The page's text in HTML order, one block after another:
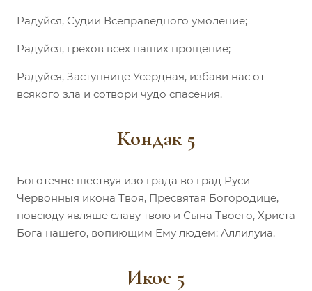
Радуйся, Судии Всеправедного умоление;
Радуйся, грехов всех наших прощение;
Радуйся, Заступнице Усердная, избави нас от
всякого зла и сотвори чудо спасения.
Кондак 5
Боготечне шествуя изо града во град Руси
Червонныя икона Твоя, Пресвятая Богородице,
повсюду являше славу твою и Сына Твоего, Христа
Бога нашего, вопиющим Ему людем: Аллилуиа.
Икос 5